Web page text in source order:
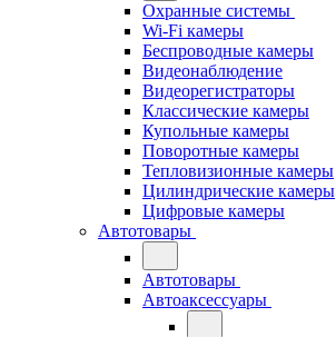
Охранные системы
Wi-Fi камеры
Беспроводные камеры
Видеонаблюдение
Видеорегистраторы
Классические камеры
Купольные камеры
Поворотные камеры
Тепловизионные камеры
Цилиндрические камеры
Цифровые камеры
Автотовары
Автотовары
Автоаксессуары